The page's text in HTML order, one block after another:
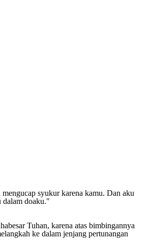
syukur karena kamu. Dan aku
dalam doaku."
Tuhan, karena atas bimbingannya
ke dalam jenjang pertunangan